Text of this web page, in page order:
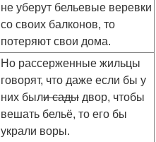
не уберут бельевые веревки
со своих балконов, то
потеряют свои дома.
Но рассерженные жильцы
говорят, что даже если бы у
них были сады двор, чтобы
вешать бельё, то его бы
украли воры.